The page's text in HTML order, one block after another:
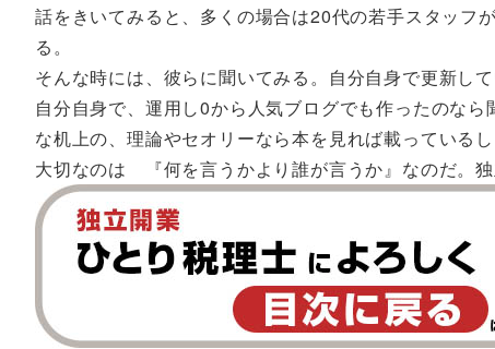
話をきいてみると、多くの場合は20代の若手スタッフ
る。
そんな時には、彼らに聞いてみる。自分自身で更新し
自分自身で、運用し0から人気ブログでも作ったのな
な机上の、理論やセオリーなら本を見れば載っている
大切なのは 『何を言うかより誰が言うか』なのだ。独